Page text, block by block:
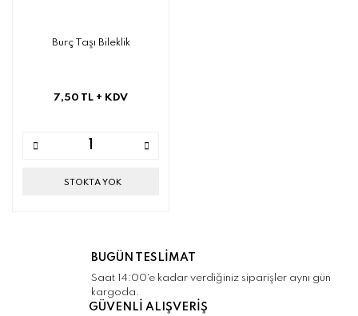
Burç Taşı Bileklik
7,50 TL + KDV
STOKTA YOK
BUGÜN TESLİMAT
Saat 14:00'e kadar verdiğiniz siparişler aynı gün
kargoda.
GÜVENLİ ALIŞVERİŞ